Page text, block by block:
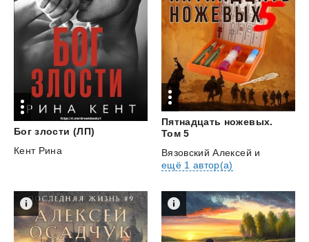
Бог злости (ЛП)
Кент Рина
Пятнадцать ножевых.
Том 5
Вязовский Алексей и
ещё 1 автор(а)